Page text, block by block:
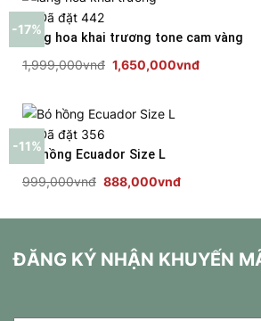
1,990,000vnđ.
-17%
Đã đặt 442
Lẵng hoa khai trương tone cam vàng
1,999,000vnđ Giá
1,650,000vnđGiá
-11%
Đã đặt 356
Bó hồng Ecuador Size L
999,000vnđ Giá
là:
888,000vnđGiá
tại
888,000vnđ.
ĐĂNG KÝ NHẬN KHUYẾN